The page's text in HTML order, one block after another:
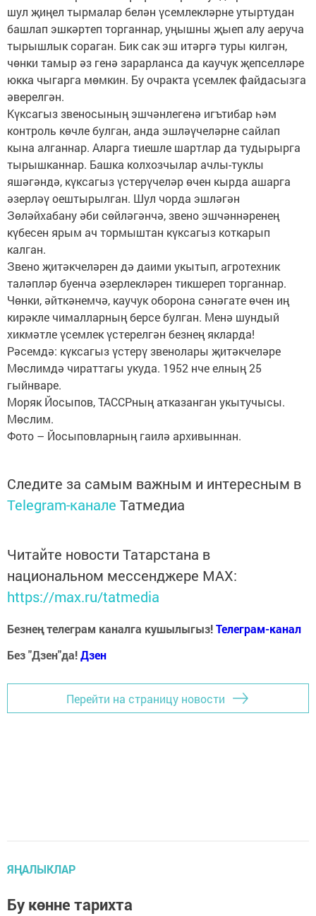
шул җиңел тырмалар белән үсемлекләрне утыртудан
башлап эшкәртеп торганнар, уңышны җыеп алу аеруча
тырышлык сораган. Бик сак эш итәргә туры килгән,
чөнки тамыр әз генә зарарланса да каучук җепселләре
юкка чыгарга мөмкин. Бу очракта үсемлек файдасызга
әверелгән.
Күксагыз звеносының эшчәнлегенә игътибар һәм
контроль көчле булган, анда эшләүчеләрне сайлап
кына алганнар. Аларга тиешле шартлар да тудырырга
тырышканнар. Башка колхозчылар ачлы-туклы
яшәгәндә, күксагыз үстерүчеләр өчен кырда ашарга
әзерләү оештырылган. Шул чорда эшләгән
Зөләйхабану әби сөйләгәнчә, звено эшчәннәренең
күбесен ярым ач тормыштан күксагыз коткарып
калган.
Звено җитәкчеләрен дә даими укытып, агротехник
таләпләр буенча әзерлекләрен тикшереп торганнар.
Чөнки, әйткәнемчә, каучук оборона сәнәгате өчен иң
кирәкле чималларның берсе булган. Менә шундый
хикмәтле үсемлек үстерелгән безнең якларда!
Рәсемдә: күксагыз үстерү звенолары җитәкчеләре
Мөслимдә чираттагы укуда. 1952 нче елның 25
гыйнваре.
Моряк Йосыпов, ТАССРның атказанган укытучысы.
Мөслим.
Фото – Йосыповларның гаилә архивыннан.
Следите за самым важным и интересным в
Telegram-канале Татмедиа
Читайте новости Татарстана в
национальном мессенджере MАХ:
https://max.ru/tatmedia
Безнең телеграм каналга кушылыгыз!Телеграм-канал
Без "Дзен"да!Дзен
Перейти на страницу новости
ЯҢАЛЫКЛАР
Бу көнне тарихта